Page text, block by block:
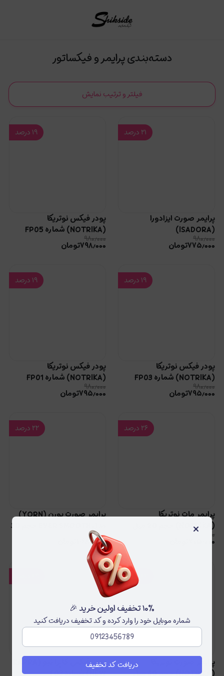
دسته‌بندی پرایمر و فیکساتور
فیلتر و ترتیب نمایش
۲۱ درصد
پرایمر صورت ایزادورا
(ISADORA)
۹۸۰٫۰۰۰
۷۷۵٫۰۰۰تومان
۱۹درصد
پودر فیکس نوتریکا
(NOTRIKA) شماره FP05
۹۸۰٫۰۰۰
۷۹۸٫۰۰۰تومان
۱۹درصد
پودر فیکس نوتریکا
(NOTRIKA) شماره FP03
۹۸۰٫۰۰۰
۷۹۵٫۰۰۰تومان
۱۹درصد
پودر فیکس نوتریکا
(NOTRIKA) شماره FP01
۹۸۰٫۰۰۰
۷۹۵٫۰۰۰تومان
۲۶ درصد
پرایمر مات نوتریکا
(NOTRIKA) حجم 20 میل
۹۵۰٫۰۰۰
۷۰۵٫۰۰۰
۲۲ درصد
پرایمر صورت یورن (YORN)
مدل EVER SMOOTH حجم 30
میل
۲٫۱۵۰٫۰۰۰
۱٫۶۸۰٫۰۰۰
درصد
پرایمر صورت نوتریکا
×
۱۰٪ تخفیف اولین خرید 🎉
شماره موبایل خود را وارد کرده و کد تخفیف دریافت کنید
دریافت کد تخفیف